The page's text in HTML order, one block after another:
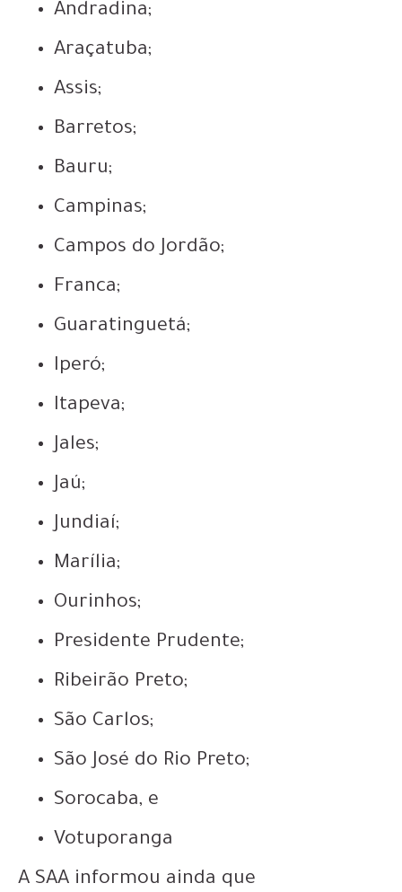
Andradina;
Araçatuba;
Assis;
Barretos;
Bauru;
Campinas;
Campos do Jordão;
Franca;
Guaratinguetá;
Iperó;
Itapeva;
Jales;
Jaú;
Jundiaí;
Marília;
Ourinhos;
Presidente Prudente;
Ribeirão Preto;
São Carlos;
São José do Rio Preto;
Sorocaba, e
Votuporanga
A SAA informou ainda que